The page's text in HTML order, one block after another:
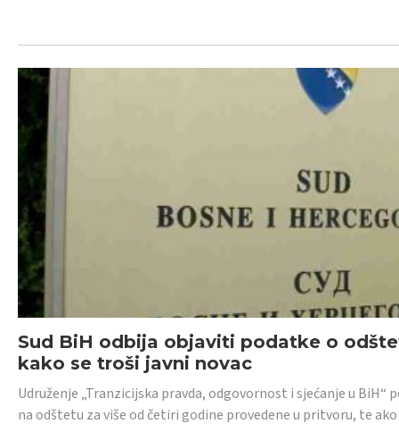
Sud BiH odbija objaviti podatke o
kako se troši javni novac
Udruženje „Tranzicijska pravda, odgovornost i sjećanje u
na odštetu za više od četiri godine provedene u pritvoru, te